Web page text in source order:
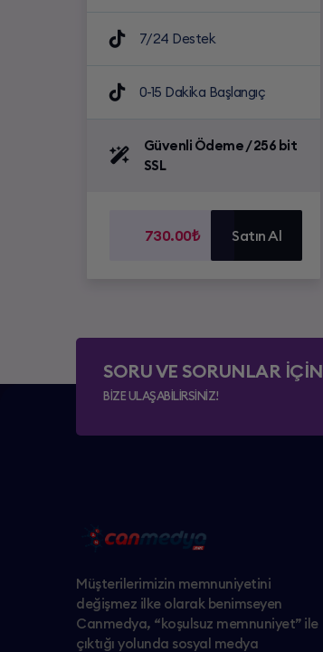
7/24 Destek
0-15 Dakika Başlangıç
Güvenli Ödeme / 256 bit
SSL
730.00₺ Satın Al
SORU VE SORUNLAR İÇİN
BİZE ULAŞABİLİRSİNİZ!
Müşterilerimizin memnuniyetini
değişmez ilke olarak benimseyen
Canmedya, “koşulsuz memnuniyet” ile
çıktığı yolunda sosyal medya